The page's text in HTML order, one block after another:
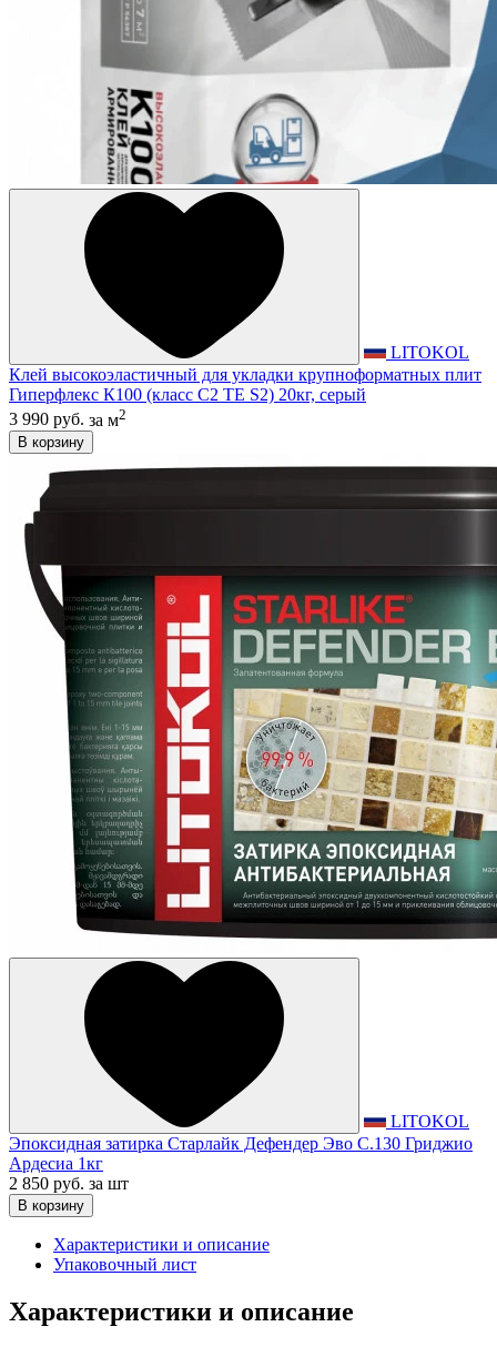
LITOKOL
Клей высокоэластичный для укладки крупноформатных плит
Гиперфлекс К100 (класс С2 TЕ S2) 20кг, серый
3 990 руб. за м2
В корзину
LITOKOL
Эпоксидная затирка Старлайк Дефендер Эво С.130 Гриджио
Ардесиа 1кг
2 850 руб. за шт
В корзину
Характеристики и описание
Упаковочный лист
Характеристики и описание